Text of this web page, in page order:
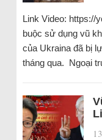
Link Video: https://
buộc sử dụng vũ
của Ukraina đã bị
tháng qua. Ngoại